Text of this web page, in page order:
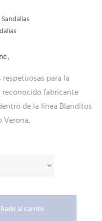
Sandalias
para la
fabricante
de la línea Blanditos
Verona.
al carrito